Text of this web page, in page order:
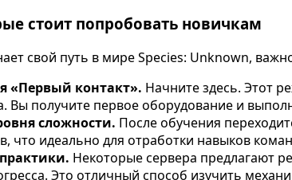
стоит попробовать новичкам
свой путь в мире Species: Unknown,
«Первый контакт». Начните здесь. Этот
Вы получите первое оборудование и
сложности. После обучения
что идеально для отработки навыков
Некоторые сервера предлагают
Это отличный способ изучить